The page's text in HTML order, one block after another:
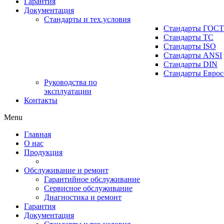
Документация
Стандарты и тех.условия
Стандарты ГОСТ
Стандарты ТС
Стандарты ISO
Стандарты ANSI
Стандарты DIN
Стандарты
Руководства по
эксплуатации
Контакты
Menu
Главная
О нас
Продукция
Обслуживание и ремонт
Гарантийное обслуживание
Сервисное обслуживание
Диагностика и ремонт
Гарантия
Документация